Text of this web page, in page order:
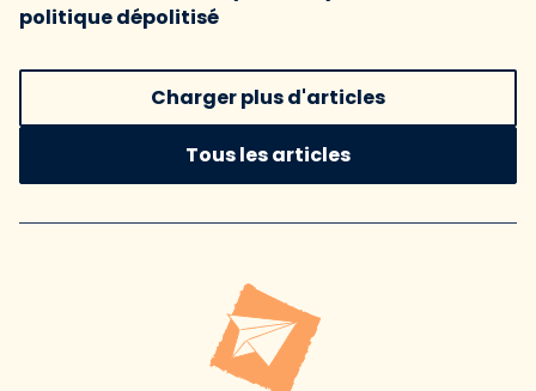
politique dépolitisé
Charger plus d'articles
Tous les articles